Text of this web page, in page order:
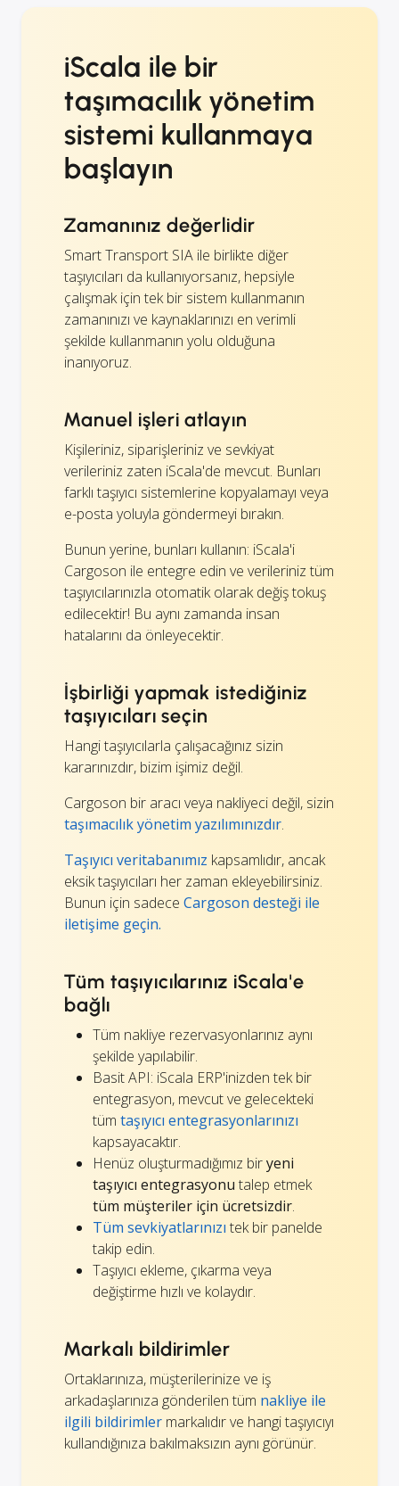
iScala ile bir
taşımacılık yönetim
sistemi kullanmaya
başlayın
Zamanınız değerlidir
Smart Transport SIA ile birlikte diğer
taşıyıcıları da kullanıyorsanız, hepsiyle
çalışmak için tek bir sistem kullanmanın
zamanınızı ve kaynaklarınızı en verimli
şekilde kullanmanın yolu olduğuna
inanıyoruz.
Manuel işleri atlayın
Kişileriniz, siparişleriniz ve sevkiyat
verileriniz zaten iScala'de mevcut. Bunları
farklı taşıyıcı sistemlerine kopyalamayı veya
e-posta yoluyla göndermeyi bırakın.
Bunun yerine, bunları kullanın: iScala'i
Cargoson ile entegre edin ve verileriniz tüm
taşıyıcılarınızla otomatik olarak değiş tokuş
edilecektir! Bu aynı zamanda insan
hatalarını da önleyecektir.
İşbirliği yapmak istediğiniz
taşıyıcıları seçin
Hangi taşıyıcılarla çalışacağınız sizin
kararınızdır, bizim işimiz değil.
Cargoson bir aracı veya nakliyeci değil, sizin
taşımacılık yönetim yazılımınızdır.
Taşıyıcı veritabanımız kapsamlıdır, ancak
eksik taşıyıcıları her zaman ekleyebilirsiniz.
Bunun için sadece Cargoson desteği ile
iletişime geçin.
Tüm taşıyıcılarınız iScala'e
bağlı
Tüm nakliye rezervasyonlarınız aynı
şekilde yapılabilir.
Basit API: iScala ERP'inizden tek bir
entegrasyon, mevcut ve gelecekteki
tüm taşıyıcı entegrasyonlarınızı
kapsayacaktır.
Henüz oluşturmadığımız biryeni
taşıyıcı entegrasyonu talep etmek
tüm müşteriler için ücretsizdir.
Tüm sevkiyatlarınızı tek bir panelde
takip edin.
Taşıyıcı ekleme, çıkarma veya
değiştirme hızlı ve kolaydır.
Markalı bildirimler
Ortaklarınıza, müşterilerinize ve iş
arkadaşlarınıza gönderilen tüm nakliye ile
ilgili bildirimler markalıdır ve hangi taşıyıcıyı
kullandığınıza bakılmaksızın aynı görünür.